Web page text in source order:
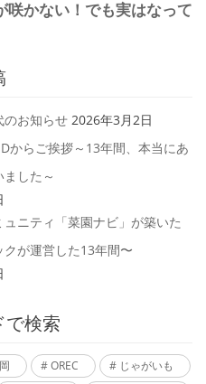
のお知らせ 2026年3月2日
からご挨拶～13年間、本当にあ
ました～
ニティ「菜園ナビ」が築いた
クが運営した13年間〜
で検索
OREC
じゃがいも